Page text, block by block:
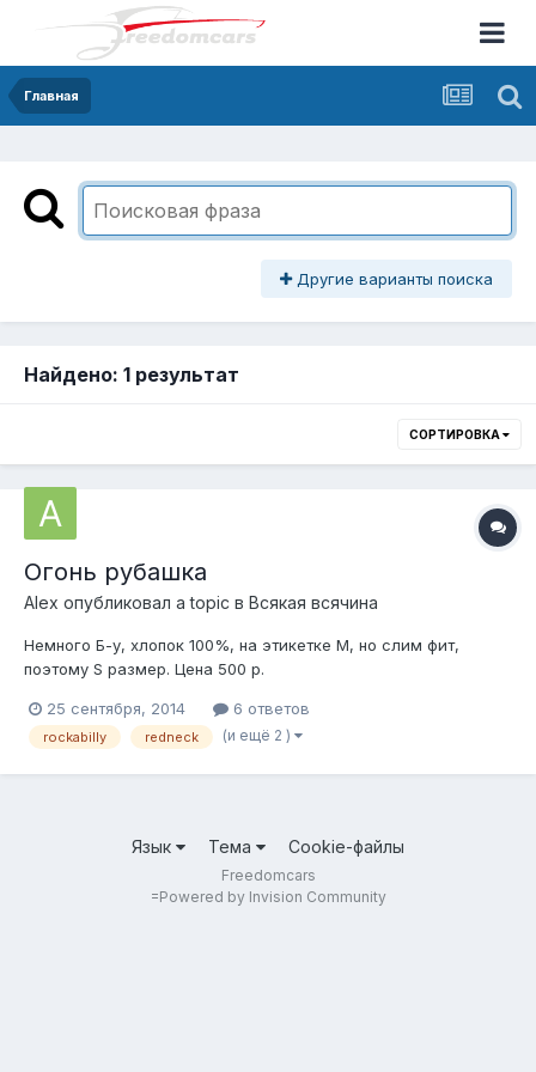
Главная
Другие варианты поиска
Найдено: 1 результат
СОРТИРОВКА
Огонь рубашка
Alеx опубликовал a topic в Всякая всячина
Немного Б-у, хлопок 100%, на этикетке М, но слим фит,
поэтому S размер. Цена 500 р.
25 сентября, 2014 6 ответов
rockabilly redneck (и ещё 2 )
Язык Тема Cookie-файлы
Freedomcars
=Powered by Invision Community